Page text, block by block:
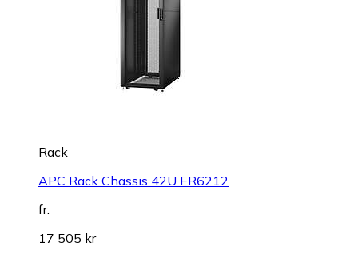
Rack
APC Rack Chassis 42U ER6212
fr.
17 505 kr